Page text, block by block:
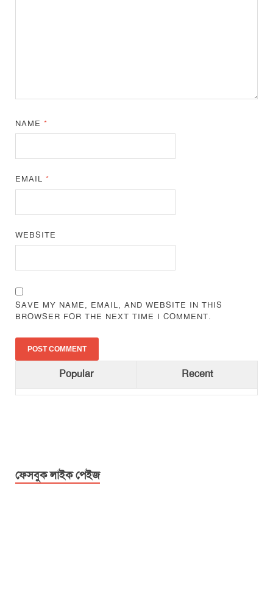
NAME*
EMAIL*
WEBSITE
SAVE MY NAME, EMAIL, AND WEBSITE IN THIS
BROWSER FOR THE NEXT TIME I COMMENT.
Popular Recent
ফেসবুক লাইক পেইজ